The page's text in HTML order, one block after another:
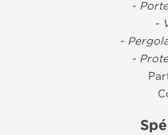
-
-
-
-